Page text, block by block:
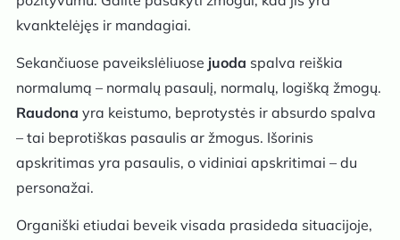
kvanktelėjęs ir mandagiai.
Sekančiuose paveikslėliuose juoda spalva reiškia
normalumą – normalų pasaulį, normalų, logišką žmogų.
Raudona yra keistumo, beprotystės ir absurdo spalva
– tai beprotiškas pasaulis ar žmogus. Išorinis
apskritimas yra pasaulis, o vidiniai apskritimai – du
personažai.
Organiški etiudai beveik visada prasideda situacijoje,